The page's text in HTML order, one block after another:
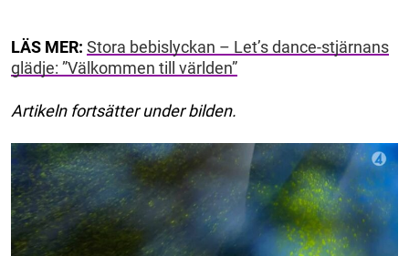
LÄS MER: Stora bebislyckan – Let’s dance-stjärnans
glädje: ”Välkommen till världen”
Artikeln fortsätter under bilden.